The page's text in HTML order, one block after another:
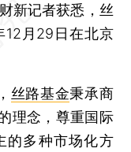
财新记者获悉，丝
12月29日在北京
丝路基金秉承商
理念，尊重国际
的多种市场化方